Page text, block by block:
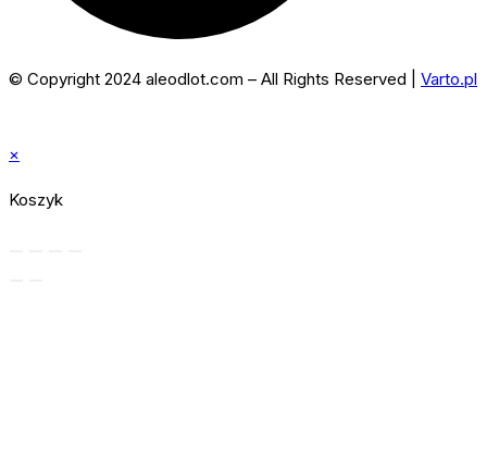
© Copyright 2024 aleodlot.com – All Rights Reserved | Varto.pl
×
Koszyk